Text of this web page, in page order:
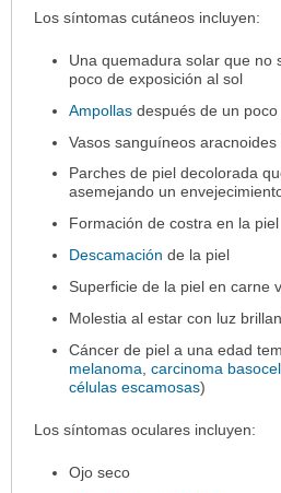
extendido.
Los síntomas cutáneos incluyen:
Una quemadura solar que no
poco de exposición al sol
Ampollas después de un
Vasos sanguíneos
Parches de piel decolorada
asemejando un
Formación de costra en la piel
Descamación de la piel
Superficie de la piel en carne
Molestia al estar con luz
Cáncer de piel a una edad
melanoma,carcinoma
células escamosas)
Los síntomas oculares incluyen:
Ojo seco